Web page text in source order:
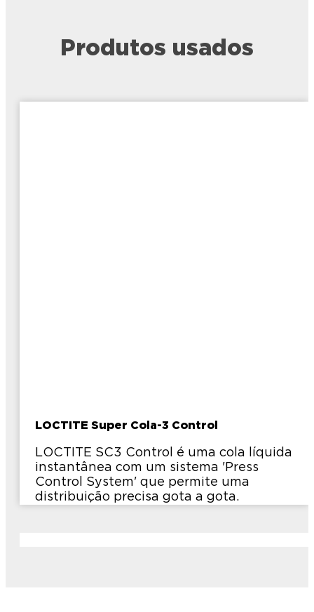
Produtos usados
LOCTITE Super Cola-3 Control
LOCTITE SC3 Control é uma cola líquida
instantânea com um sistema 'Press
Control System' que permite uma
distribuição precisa gota a gota.